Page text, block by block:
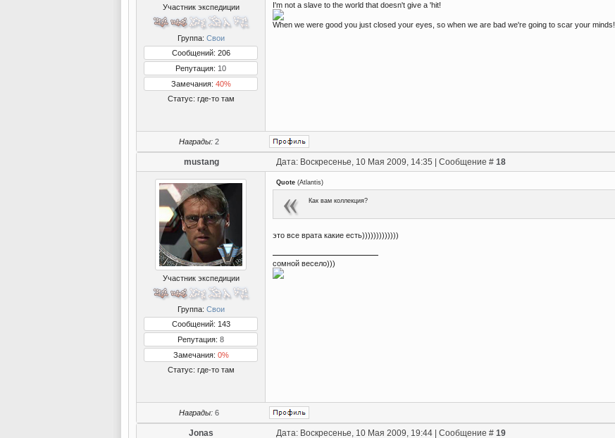
Участник экспедиции
Группа: Свои
Сообщений: 206
Репутация: 10
Замечания: 40%
Статус: где-то там
I'm not a slave to the world that doesn't give a 'hit!
When we were good you just closed your eyes, so when we are bad we're going to scar your minds!
Награды: 2
mustang Дата: Воскресенье, 10 Мая 2009, 14:35 | Сообщение # 18
Участник экспедиции
Группа: Свои
Сообщений: 143
Репутация: 8
Замечания: 0%
Статус: где-то там
Quote (Atlantis)
Как вам коллекция?
это все врата какие есть)))))))))))))
сомной весело)))
Награды: 6
Jonas Дата: Воскресенье, 10 Мая 2009, 19:44 | Сообщение # 19